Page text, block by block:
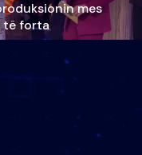
mes
të forta